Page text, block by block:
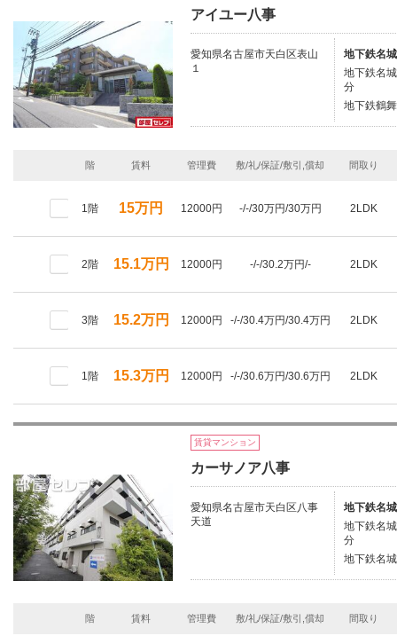
アイユー八事
愛知県名古屋市天白区表山
１
地下鉄名
地下鉄名
分
地下鉄鶴
階 賃料 管理費 敷/礼/保証/敷引,償却 間取り
1階 15万円 12000円 -/-/30万円/30万円 2LDK
2階 15.1万円 12000円 -/-/30.2万円/- 2LDK
3階 15.2万円 12000円 -/-/30.4万円/30.4万円 2LDK
1階 15.3万円 12000円 -/-/30.6万円/30.6万円 2LDK
賃貸マンション
カーサノア八事
愛知県名古屋市天白区八事
天道
地下鉄名
地下鉄名
分
地下鉄名
階 賃料 管理費 敷/礼/保証/敷引,償却 間取り